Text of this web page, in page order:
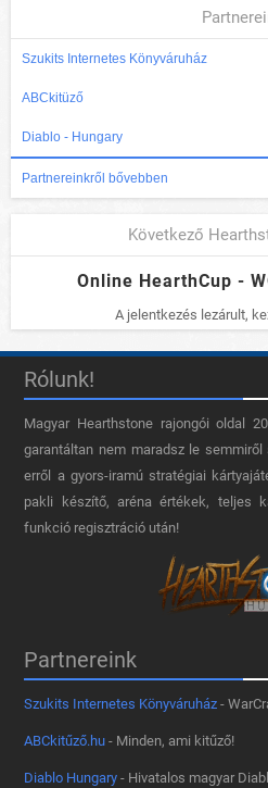
Szukits Internetes Könyváruház
ABCkitüző
Diablo - Hungary
Partnereinkről bővebben
Következő
Online HearthCup -
A jelentkezés lezárult,
Rólunk!
Magyar Hearthstone​ rajongói oldal
garantáltan nem maradsz le
erről a gyors-iramú stratégiai
pakli készítő, aréna értékek, teljes
funkció regisztráció után!
Partnereink
Szukits Internetes Könyváruház -
ABCkitűző.hu - Minden, ami kitűző!
Diablo Hungary - Hivatalos magyar